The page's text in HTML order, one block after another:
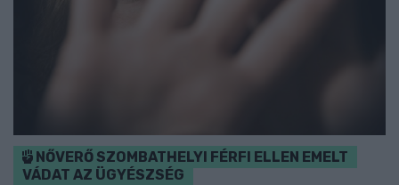
NŐVERŐ SZOMBATHELYI FÉRFI ELLEN EMELT
VÁDAT AZ ÜGYÉSZSÉG